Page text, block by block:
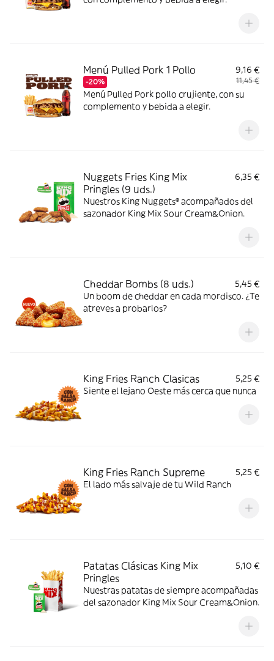
Menú Pulled Pork 1 Pollo
-20%
9,16 €
11,45 €
Menú Pulled Pork pollo crujiente, con su
complemento y bebida a elegir.
Nuggets Fries King Mix
Pringles (9 uds.)
6,35 €
Nuestros King Nuggets® acompañados del
sazonador King Mix Sour Cream&Onion.
Cheddar Bombs (8 uds.)
5,45 €
Un boom de cheddar en cada mordisco. ¿Te
atreves a probarlos?
King Fries Ranch Clasicas
5,25 €
Siente el lejano Oeste más cerca que nunca
King Fries Ranch Supreme
5,25 €
El lado más salvaje de tu Wild Ranch
Patatas Clásicas King Mix
Pringles
5,10 €
Nuestras patatas de siempre acompañadas
del sazonador King Mix Sour Cream&Onion.